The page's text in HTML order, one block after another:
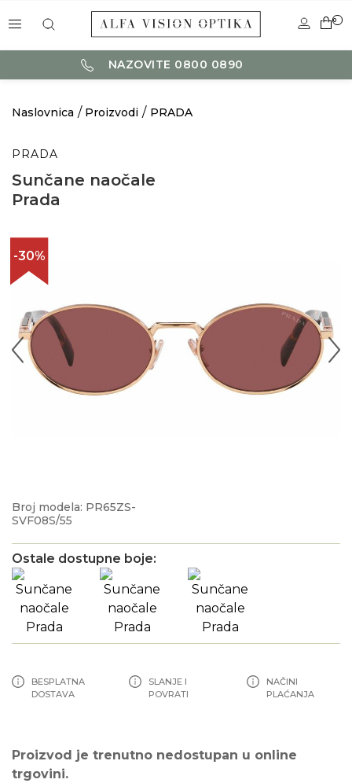
0
NAZOVITE 0800 0890
Naslovnica Proizvodi PRADA
PRADA
Sunčane naočale
Prada
-30%
Broj modela: PR65ZS-
SVF08S/55
Ostale dostupne boje:
BESPLATNA
DOSTAVA
SLANJE I
POVRATI
NAČINI
PLAĆANJA
Proizvod je trenutno nedostupan u online
trgovini.